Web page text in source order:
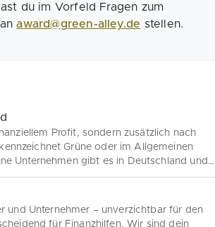
du im Vorfeld Fragen zum
anaward@green-alley.de stellen.
Profit, sondern zusätzlich nach
Grüne oder im Allgemeinen
Unternehmen gibt es in Deutschland und
liegen Wachstumsmärkte für Grüne
kennt die Antworten zum aktuellen Status
und Unternehmer – unverzichtbar für den
für Finanzhilfen. Wir sind dein